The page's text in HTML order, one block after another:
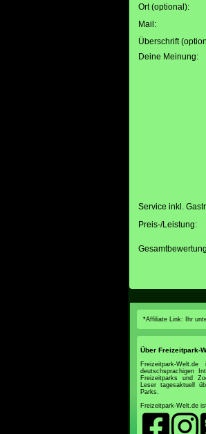
Ort (optional):
Mail:
Überschrift
Deine Meinung:
Service inkl.
Preis-/Leistung:
*Affiliate Link: Ihr
Über Freizeitpark-
Freizeitpark-
deutschsprachigen
Freizeitparks und
Leser tagesaktuell
Parks.
Freizeitpark-Welt.de